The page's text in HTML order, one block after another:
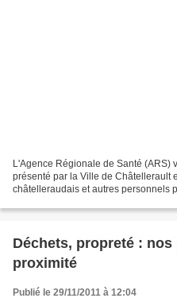
L'Agence Régionale de Santé (ARS)
présenté par la Ville de Châtellerault
châtelleraudais et autres personnels
Déchets, propreté :
proximité
Publié le 29/11/2011 à 12:04